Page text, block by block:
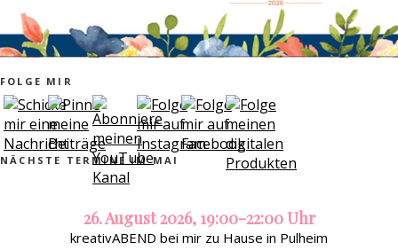
FOLGE MIR
NÄCHSTE TERMINE IM MAI
26. August 2026, 19:00-22:00 Uhr
kreativABEND bei mir zu Hause in Pulheim